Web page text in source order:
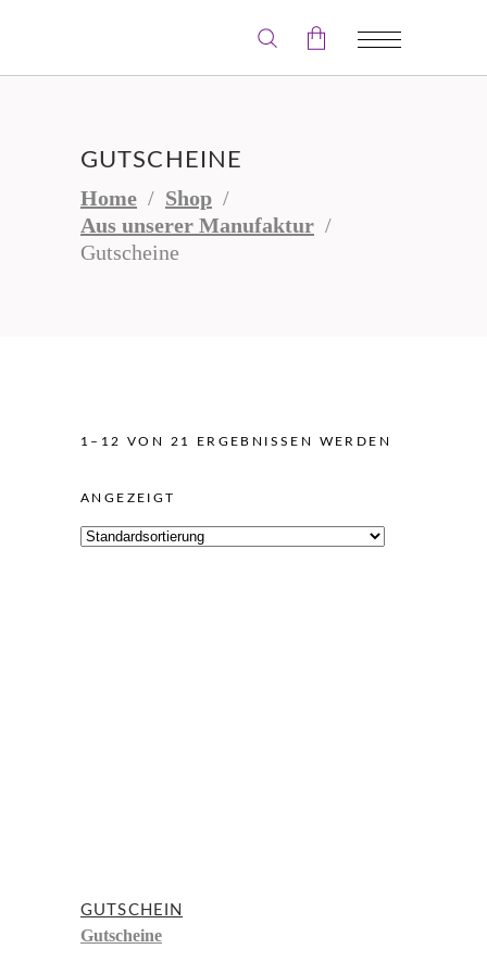
GUTSCHEINE
Home / Shop /
Aus unserer Manufaktur /
Gutscheine
1–12 VON 21 ERGEBNISSEN WERDEN
ANGEZEIGT
GUTSCHEIN
Gutscheine